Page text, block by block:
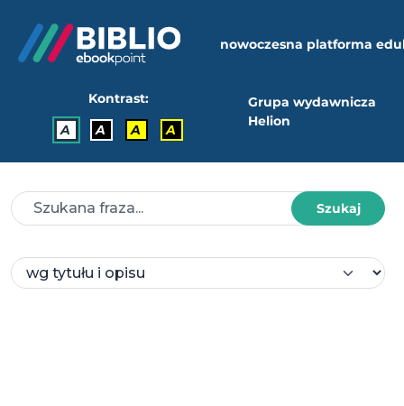
nowoczesna platforma
Kontrast:
A
A A A
Grupa wydawnicza
Helion
Szukaj